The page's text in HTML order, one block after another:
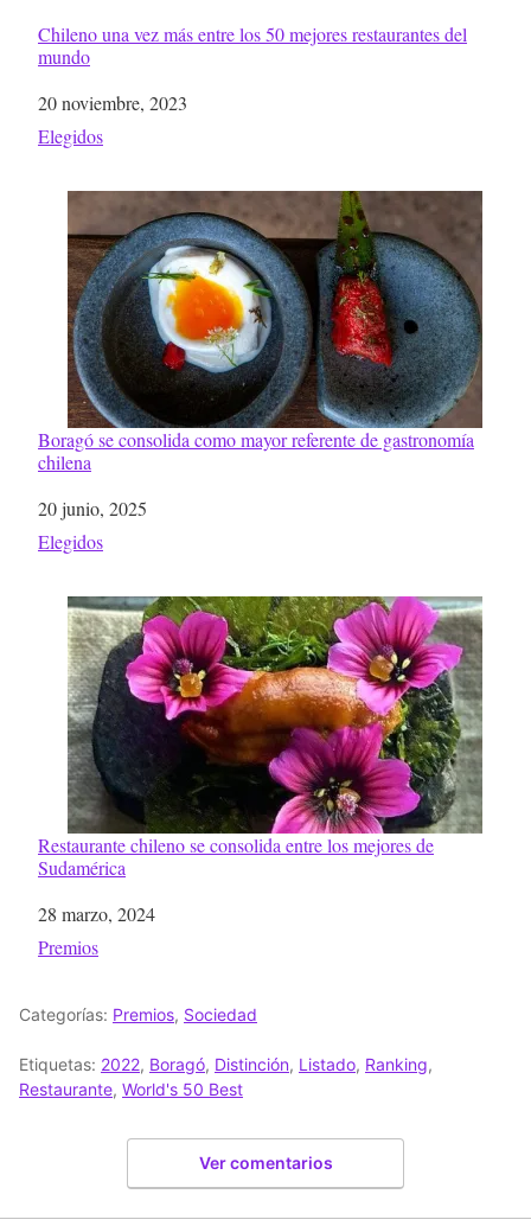
Chileno una vez más entre los 50 mejores restaurantes del
mundo
Fecha
20 noviembre, 2023
Respecto a
Elegidos
Boragó se consolida como mayor referente de gastronomía
chilena
Fecha
20 junio, 2025
Respecto a
Elegidos
Restaurante chileno se consolida entre los mejores de
Sudamérica
Fecha
28 marzo, 2024
Respecto a
Premios
Categorías: Premios, Sociedad
Etiquetas: 2022, Boragó, Distinción, Listado, Ranking,
Restaurante, World's 50 Best
Ver comentarios